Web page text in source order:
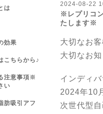
2024-08-22
※レプリコ
たします※
大切なお
大切なお
インディ
2024年10
次世代型
は
効果
こちらから♪
注意事項※
い
肪吸引アフ